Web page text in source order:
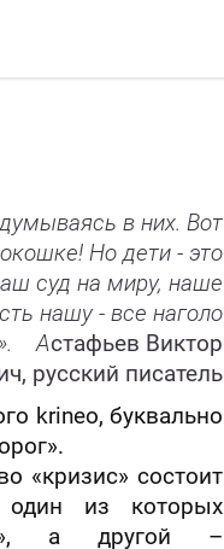
в них. Вот
Но дети - это
суд на миру, наше
нашу - все наголо
Астафьев Виктор
русский писатель
krineo, буквально
«кризис» состоит
один из которых
а другой –